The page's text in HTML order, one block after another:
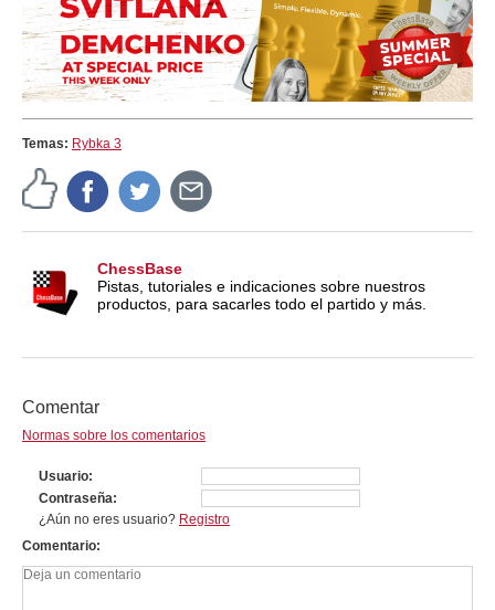
Temas: Rybka 3
ChessBase
Pistas, tutoriales e indicaciones sobre nuestros
productos, para sacarles todo el partido y más.
Comentar
Normas sobre los comentarios
Usuario
Contraseña
¿Aún no eres usuario? Registro
Comentario